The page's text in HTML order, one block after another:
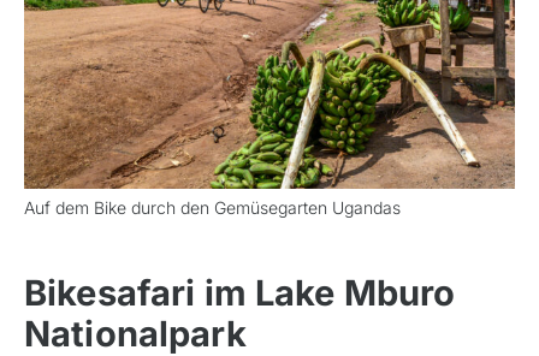
Auf dem Bike durch den Gemüsegarten Ugandas
Bikesafari im Lake Mburo
Nationalpark